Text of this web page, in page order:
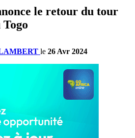
le retour du tour
le 26 Avr 2024